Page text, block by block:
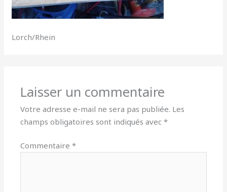
Lorch/Rhein
Laisser un commentaire
Votre adresse e-mail ne sera pas publiée. Les
champs obligatoires sont indiqués avec*
Commentaire*